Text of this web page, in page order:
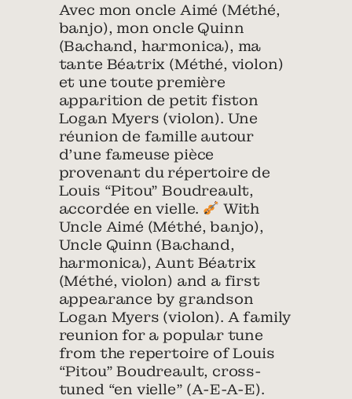
Avec mon oncle Aimé (Méthé,
banjo), mon oncle Quinn
(Bachand, harmonica), ma
tante Béatrix (Méthé, violon)
et une toute première
apparition de petit fiston
Logan Myers (violon). Une
réunion de famille autour
d’une fameuse pièce
provenant du répertoire de
Louis “Pitou” Boudreault,
accordée en vielle.
With
Uncle Aimé (Méthé, banjo),
Uncle Quinn (Bachand,
harmonica), Aunt Béatrix
(Méthé, violon) and a first
appearance by grandson
Logan Myers (violon). A family
reunion for a popular tune
from the repertoire of Louis
“Pitou” Boudreault, cross-
tuned “en vielle” (A-E-A-E).